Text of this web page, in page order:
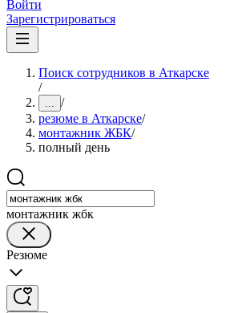
Войти
Зарегистрироваться
Поиск сотрудников в Аткарске
/
... /
резюме в Аткарске/
монтажник ЖБК/
полный день
монтажник жбк
Резюме